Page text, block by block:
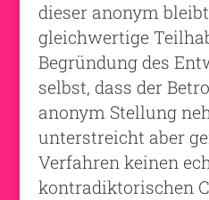
dieser anonym
gleichwertige
Begründung des
selbst, dass der
anonym Stellung
unterstreicht aber
Verfahren keinen
kontradiktorischen